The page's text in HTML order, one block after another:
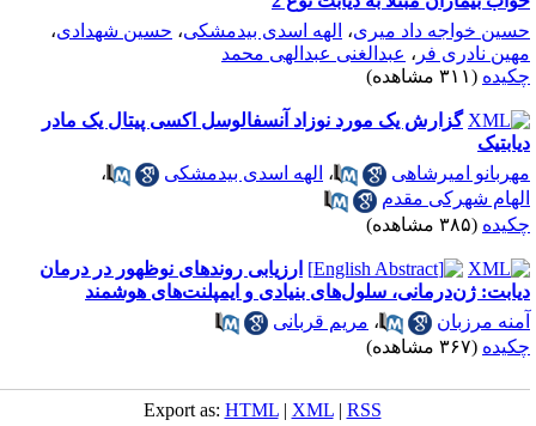
خواجه داد میری،الهه اسدی بیدمشکی،حسین شهدادی،
نادری فر، عبدالغنی عبدالهی محمد
(۳۱۱ مشاهده)
گزارش یک مورد نوزاد آنسفالوسل اکسی پیتال یک مادر
امیرشاهی
،الهه اسدی بیدمشکی
،
شهرکی مقدم
(۳۸۵ مشاهده)
ارزیابی روندهای نوظهور در درمان
ژن‌درمانی، سلول‌های بنیادی و ایمپلنت‌های هوشمند
مرزبان
،مریم قربانی
(۳۶۷ مشاهده)
Export as:HTML |XML |RSS